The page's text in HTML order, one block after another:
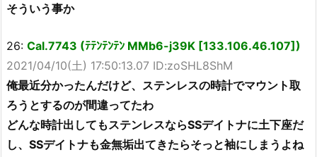
そういう事か
26: Cal.7743 (ﾃﾃﾝﾃﾝﾃﾝ MMb6-j39K [133.106.46.107])
2021/04/10(土) 17:50:13.07 ID:zoSHL8ShM
俺最近分かったんだけど、ステンレスの時計でマウント取
ろうとするのが間違ってたわ
どんな時計出してもステンレスならSSデイトナに土下座だ
し、SSデイトナも金無垢出てきたらそっと袖にしまうよね